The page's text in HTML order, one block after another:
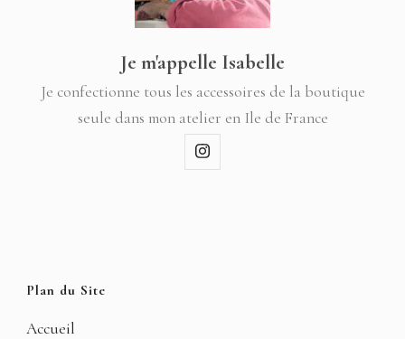
Je m'appelle Isabelle
Je confectionne tous les accessoires de la boutique
seule dans mon atelier en Ile de France
Plan du Site
Accueil